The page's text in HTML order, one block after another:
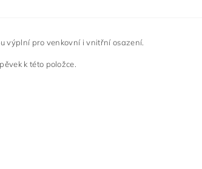
výplní pro venkovní i vnitřní osazení.
k této položce.